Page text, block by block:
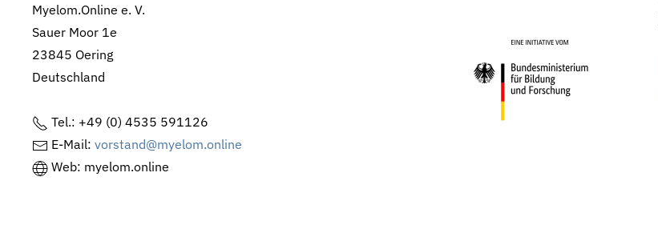
Myelom.Online e. V.
Sauer Moor 1e
23845 Oering
Deutschland
Tel.: +49 (0) 4535 591126
E-Mail: vorstand@myelom.online
Web: myelom.online